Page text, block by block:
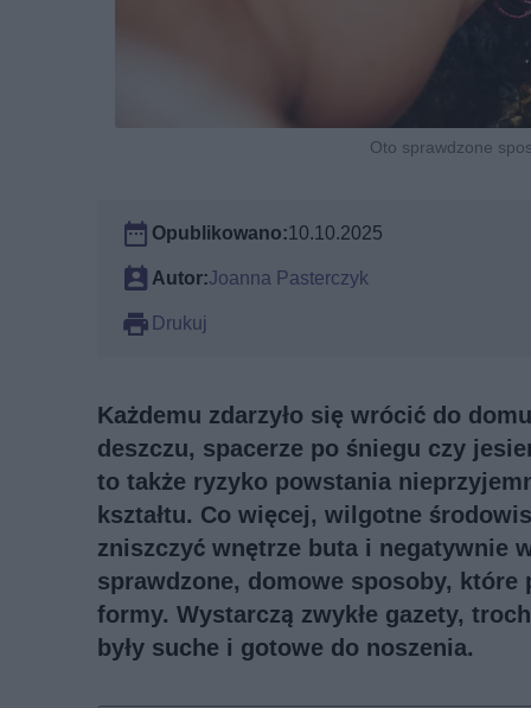
Oto sprawdzone
Opublikowano:10.10.2025
Autor:Joanna Pasterczyk
Drukuj
Każdemu zdarzyło się wrócić do
deszczu, spacerze po śniegu czy
to także ryzyko powstania
kształtu. Co więcej, wilgotne
zniszczyć wnętrze buta i negatywnie
sprawdzone, domowe sposoby,
formy. Wystarczą zwykłe gazety,
były suche i gotowe do noszenia.